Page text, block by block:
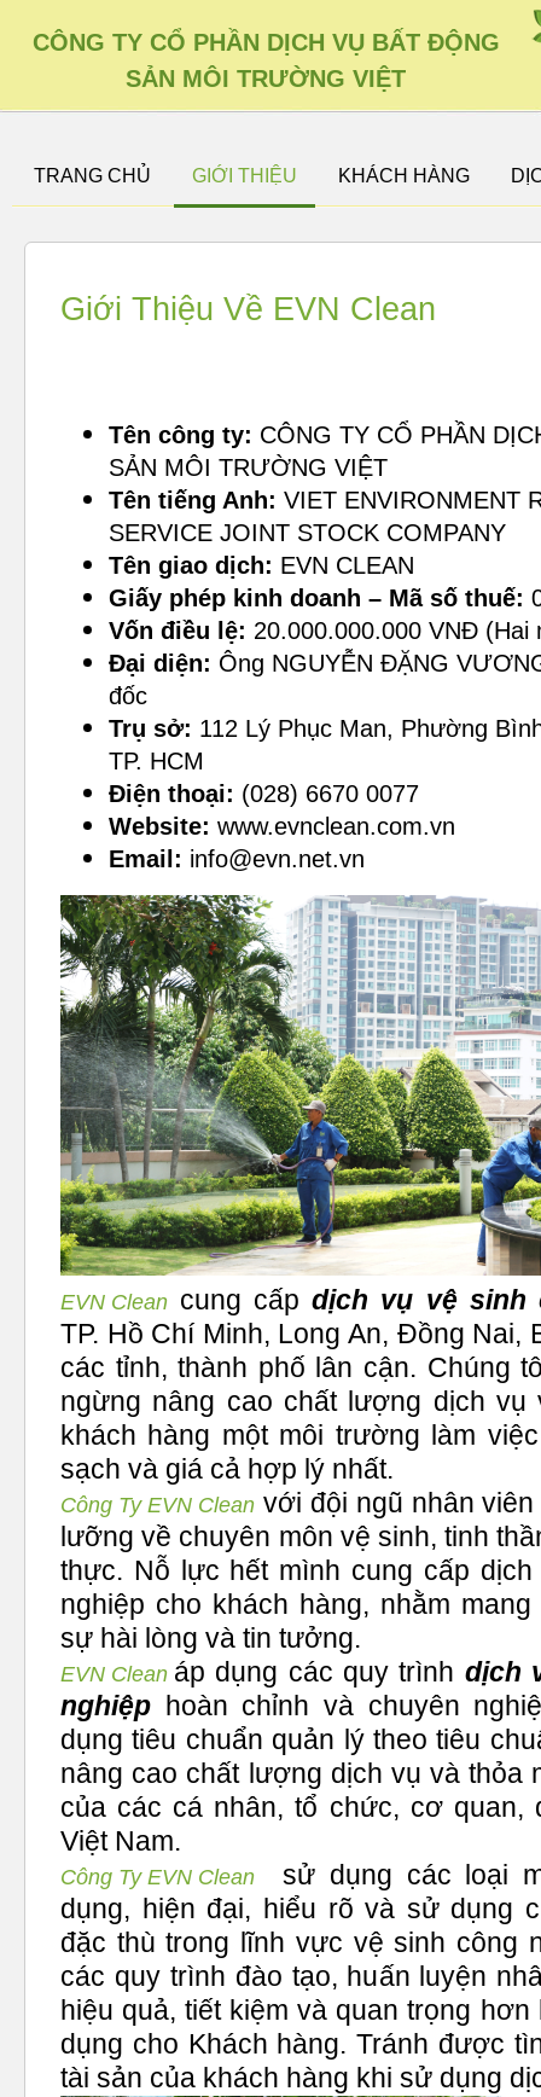
CÔNG TY CỔ PHẦN DỊCH VỤ BẤT ĐỘNG
SẢN MÔI TRƯỜNG VIỆT
TRANG CHỦ GIỚI THIỆU KHÁCH HÀNG
Giới Thiệu Về EVN Clean
Tên công ty: CÔNG TY CỔ PHẦN
SẢN MÔI TRƯỜNG VIỆT
Tên tiếng Anh: VIET ENVIRONMENT
SERVICE JOINT STOCK COMPANY
Tên giao dịch: EVN
Giấy phép kinh doanh – Mã số thuế:
Vốn điều lệ: 20.000.000.000 VNĐ (Hai
Đại diện: Ông NGUYỄN ĐẶNG
đốc
Trụ sở: 112 Lý Phục Man, Phường
TP. HCM
Điện thoại: (028) 6670 0077
Website: www.evnclean.com.vn
Email: info@evn.net.vn
EVN Clean cung cấpdịch vụ vệ sinh
TP. Hồ Chí Minh, Long An, Đồng
các tỉnh, thành phố lân cận. Chúng
ngừng nâng cao chất lượng dịch vụ
khách hàng một môi trường làm
sạch và giá cả hợp lý nhất.
Công Ty EVN Clean với đội ngũ nhân
lưỡng về chuyên môn vệ sinh, tinh
thực. Nỗ lực hết mình cung cấp
nghiệp cho khách hàng, nhằm
sự hài lòng và tin tưởng.
EVN Clean áp dụng các quy trình dịch
nghiệp hoàn chỉnh và chuyên
dụng tiêu chuẩn quản lý theo tiêu
nâng cao chất lượng dịch vụ và thỏa
của các cá nhân, tổ chức, cơ quan,
Việt Nam.
Công Ty EVN Clean
sử dụng các loại
dụng, hiện đại, hiểu rõ và sử dụng
đặc thù trong lĩnh vực vệ sinh công
các quy trình đào tạo, huấn luyện
hiệu quả, tiết kiệm và quan trọng
dụng cho Khách hàng. Tránh được
tài sản của khách hàng khi sử dụng